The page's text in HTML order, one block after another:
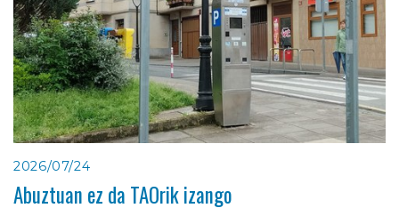
2026/07/24
Abuztuan ez da TAOrik izango